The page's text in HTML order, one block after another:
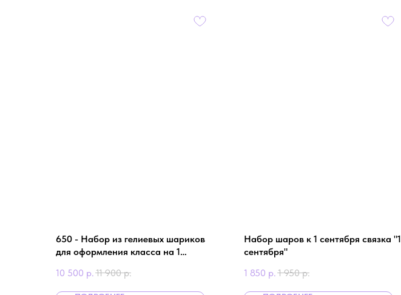
650 - Набор из гелиевых шариков
для оформления класса на 1
10 500 р. 11 900 р.
Набор шаров к 1 сентября связка "1
сентября"
1 850 р. 1 950 р.